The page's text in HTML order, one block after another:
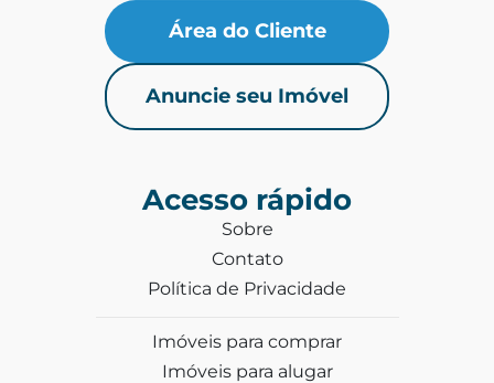
Área do Cliente
Anuncie seu Imóvel
Acesso rápido
Sobre
Contato
Política de Privacidade
Imóveis para comprar
Imóveis para alugar